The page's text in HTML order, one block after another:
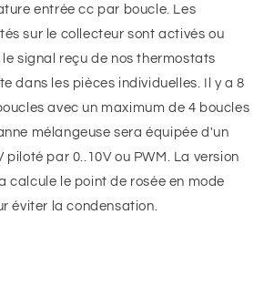
entrée cc par boucle. Les
sur le collecteur sont activés ou
signal reçu de nos thermostats
dans les pièces individuelles. Il y a 8
avec un maximum de 4 boucles
mélangeuse sera équipée d'un
piloté par 0..10V ou PWM. La version
calcule le point de rosée en mode
éviter la condensation.